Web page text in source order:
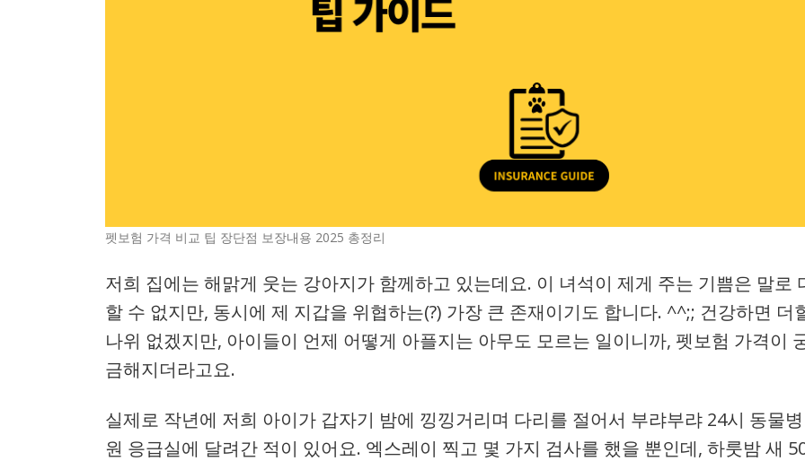
펫보험 가격 비교 팁 장단점 보장내용 2025 총정리
저희 집에는 해맑게 웃는 강아지가 함께하고 있는데요. 이 녀석이 제게 주는 기쁨은 말로
할 수 없지만, 동시에 제 지갑을 위협하는(?) 가장 큰 존재이기도 합니다. ^^;; 건강하면 더
나위 없겠지만, 아이들이 언제 어떻게 아플지는 아무도 모르는 일이니까, 펫보험 가격이
금해지더라고요.
실제로 작년에 저희 아이가 갑자기 밤에 낑낑거리며 다리를 절어서 부랴부랴 24시 동물병
원 응급실에 달려간 적이 있어요. 엑스레이 찍고 몇 가지 검사를 했을 뿐인데, 하룻밤 새